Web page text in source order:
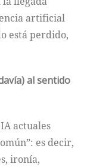
artificial
está perdido,
al sentido
actuales
es decir,
ironía,